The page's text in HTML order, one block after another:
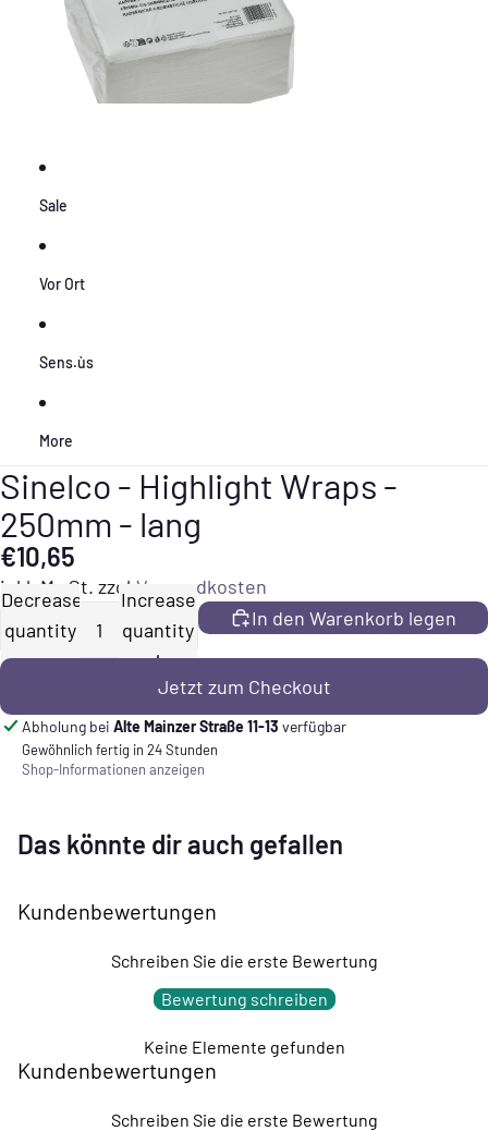
Sale
Vor Ort
Sens.ùs
More
Sinelco - Highlight Wraps -
250mm - lang
€10,65
inkl. MwSt. zzgl. Versandkosten
Decrease
quantity
Increase
quantity
In den Warenkorb legen
Jetzt zum Checkout
Abholung bei Alte Mainzer Straße 11-13 verfügbar
Gewöhnlich fertig in 24 Stunden
Shop-Informationen anzeigen
Das könnte dir auch gefallen
Kundenbewertungen
Schreiben Sie die erste Bewertung
Bewertung schreiben
Keine Elemente gefunden
Kundenbewertungen
Schreiben Sie die erste Bewertung